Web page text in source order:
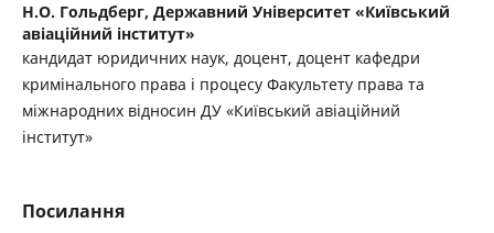
Н.О. Гольдберг, Державний Університет «Київський
авіаційний інститут»
кандидат юридичних наук, доцент, доцент кафедри
кримінального права і процесу Факультету права та
міжнародних відносин ДУ «Київський авіаційний
інститут»
Посилання